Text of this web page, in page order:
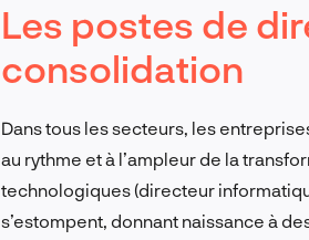
Les postes de
consolidation
Dans tous les secteurs, les
au rythme et à l’ampleur de la
technologiques (directeur
s’estompent, donnant naissance à